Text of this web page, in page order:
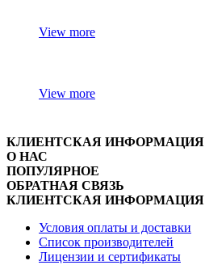
View more
View more
КЛИЕНТСКАЯ ИНФОРМАЦИЯ
О НАС
ПОПУЛЯРНОЕ
ОБРАТНАЯ СВЯЗЬ
КЛИЕНТСКАЯ ИНФОРМАЦИЯ
Условия оплаты и доставки
Список производителей
Лицензии и сертификаты